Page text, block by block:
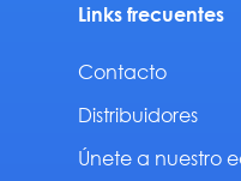
Links frecuentes
Contacto
Distribuidores
Únete a nuestro